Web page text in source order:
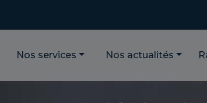
Nos services Nos actualités